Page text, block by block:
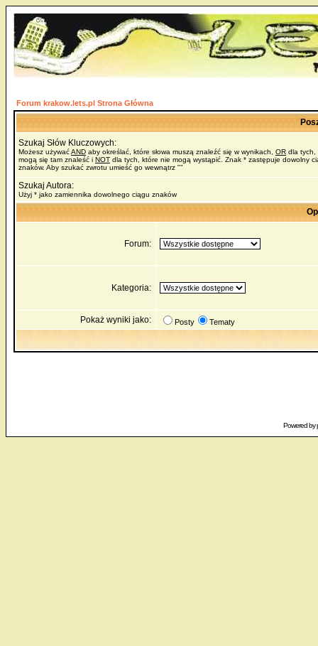
Forum krakow.lets.pl Strona Główna
Szukaj Słów Kluczowych:
Możesz używaćAND aby określać, które słowa muszą znaleźć się w wynikach, OR dla tych,
mogą się tam znaleść i NOT dla tych, które nie mogą wystąpić. Znak * zastępuje dowolny
znaków. Aby szukać zwrotu umieść go wewnątrz ""
Szukaj Autora:
Użyj * jako zamiennika dowolnego ciągu znaków
Forum:
Kategoria:
Pokaż wyniki jako: Posty Tematy
Powered by